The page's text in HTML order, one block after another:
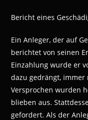
Bericht eines
Ein Anleger, der auf
berichtet von seinen
Einzahlung wurde er
dazu gedrängt, immer
Versprochen wurden
blieben aus.
gefordert. Als der